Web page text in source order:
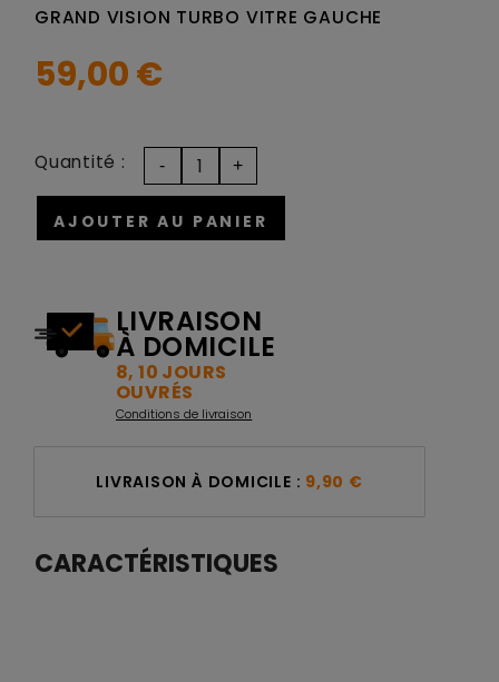
GRAND VISION TURBO VITRE GAUCHE
59,00 €
AJOUTER AU PANIER
Quantité :
LIVRAISON
À DOMICILE
8, 10 JOURS
OUVRÉS
Conditions de livraison
LIVRAISON À DOMICILE : 9,90 €
CARACTÉRISTIQUES